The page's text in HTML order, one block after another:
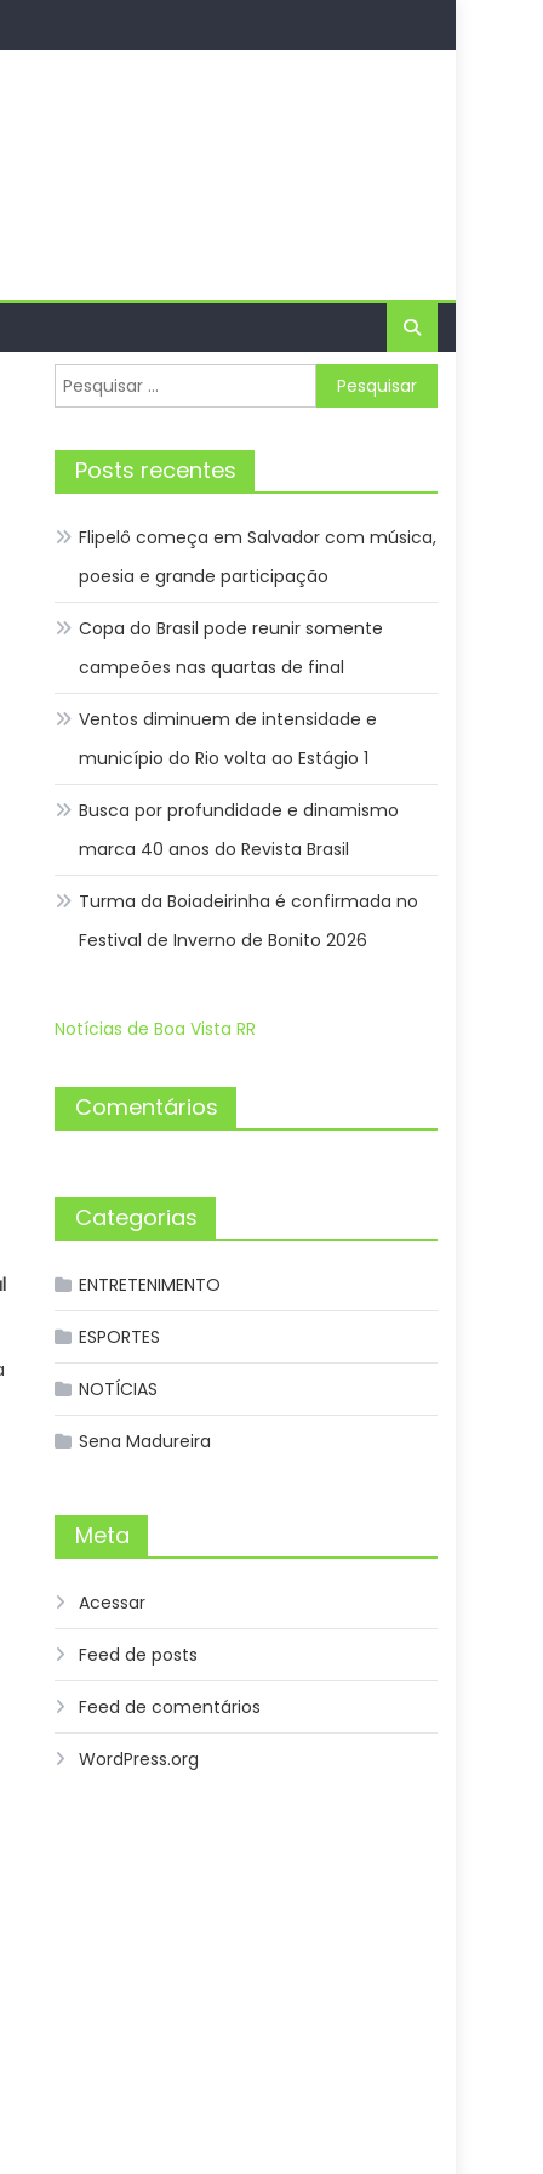
Pesquisar
por:
Posts recentes
Flipelô começa em Salvador com música,
poesia e grande participação
Copa do Brasil pode reunir somente
campeões nas quartas de final
Ventos diminuem de intensidade e
município do Rio volta ao Estágio 1
Busca por profundidade e dinamismo
marca 40 anos do Revista Brasil
Turma da Boiadeirinha é confirmada no
Festival de Inverno de Bonito 2026
Notícias de Boa Vista RR
Comentários
Categorias
ENTRETENIMENTO
ESPORTES
NOTÍCIAS
Sena Madureira
Meta
Acessar
Feed de posts
Feed de comentários
WordPress.org